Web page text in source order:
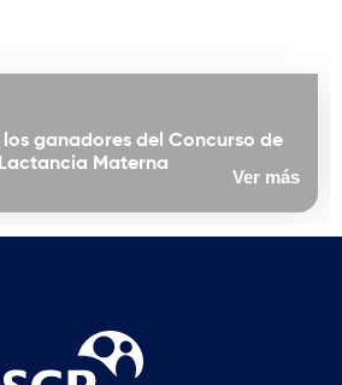
los ganadores del Concurso de
Materna
Ver más